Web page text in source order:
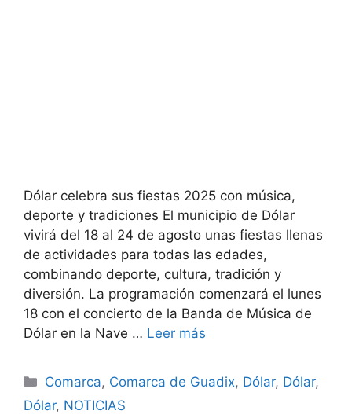
Dólar celebra sus fiestas 2025 con música,
deporte y tradiciones El municipio de Dólar
vivirá del 18 al 24 de agosto unas fiestas llenas
de actividades para todas las edades,
combinando deporte, cultura, tradición y
diversión. La programación comenzará el lunes
18 con el concierto de la Banda de Música de
Dólar en la Nave … Leer más
Categorías
Comarca, Comarca de Guadix, Dólar, Dólar,
Dólar, NOTICIAS